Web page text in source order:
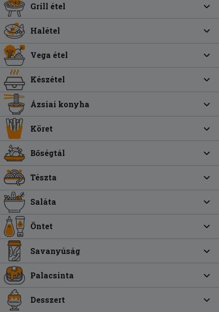
Grill étel
Halétel
Vega étel
Készétel
Ázsiai konyha
Köret
Bőségtál
Tészta
Saláta
Öntet
Savanyúság
Palacsinta
Desszert